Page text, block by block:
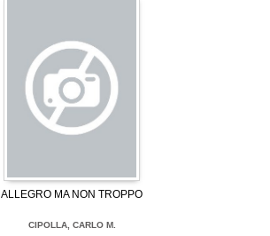
ALLEGRO MA NON TROPPO
CIPOLLA, CARLO M.